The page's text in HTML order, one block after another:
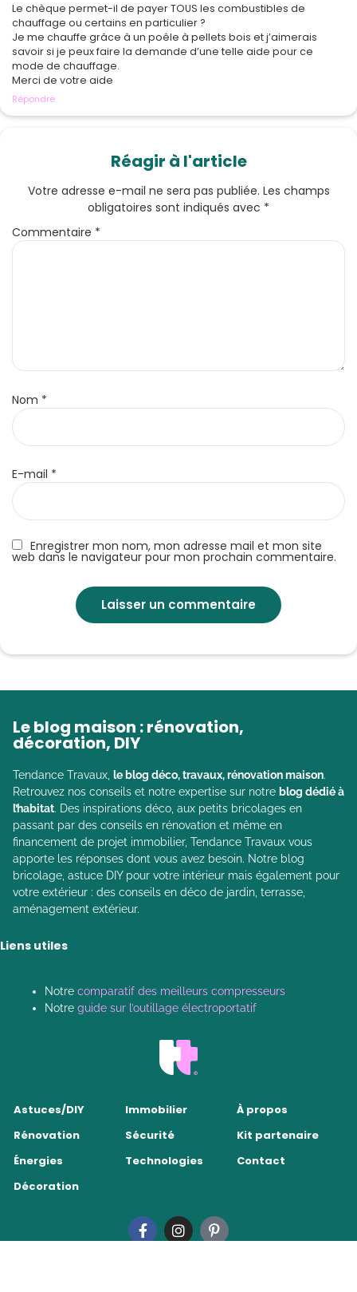
Le chèque permet-il de payer TOUS les combustibles de
chauffage ou certains en particulier ?
Je me chauffe grâce à un poêle à pellets bois et j’aimerais
savoir si je peux faire la demande d’une telle aide pour ce
mode de chauffage.
Merci de votre aide
Répondre
Réagir à l'article
Enregistrer mon nom, mon adresse mail et mon site
web dans le navigateur pour mon prochain commentaire.
Votre adresse e-mail ne sera pas publiée. Les champs
obligatoires sont indiqués avec *
Commentaire *
Nom *
E-mail *
Le blog maison : rénovation,
décoration, DIY
Tendance Travaux, le blog déco, travaux, rénovation maison.
Retrouvez nos conseils et notre expertise sur notre blog dédié à
l’habitat. Des inspirations déco, aux petits bricolages en
passant par des conseils en rénovation et même en
financement de projet immobilier, Tendance Travaux vous
apporte les réponses dont vous avez besoin. Notre blog
bricolage, astuce DIY pour votre intérieur mais également pour
votre extérieur : des conseils en déco de jardin, terrasse,
aménagement extérieur.
Liens utiles
Notre comparatif des meilleurs compresseurs
Notre guide sur l’outillage électroportatif
Astuces/DIY
Rénovation
Énergies
Décoration
Immobilier
Sécurité
Technologies
À propos
Kit partenaire
Contact